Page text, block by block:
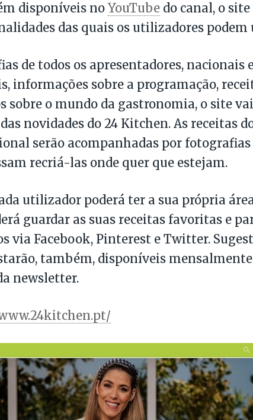
disponíveis no YouTube do canal, o
das quais os utilizadores podem
de todos os apresentadores, nacionais
informações sobre a programação,
sobre o mundo da gastronomia, o site
novidades do 24 Kitchen. As receitas
serão acompanhadas por fotografias
recriá-las onde quer que estejam.
utilizador poderá ter a sua própria
guardar as suas receitas favoritas e
via Facebook, Pinterest e Twitter.
também, disponíveis
newsletter.